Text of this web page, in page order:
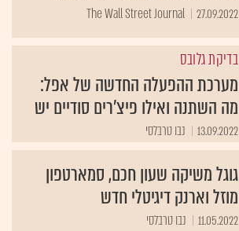
27.09.2022
The Wall Street Journal
בדיקת גלובס
מערכת ההפעלה החדשה של אפל:
מה השתנה ואילו פיצ'רים סודיים יש
13.09.2022 נבו טרבלסי
גוגל משיקה שעון חכם, סמארטפון
מוזל וארנק דיגיטלי חדש
11.05.2022 נבו טרבלסי